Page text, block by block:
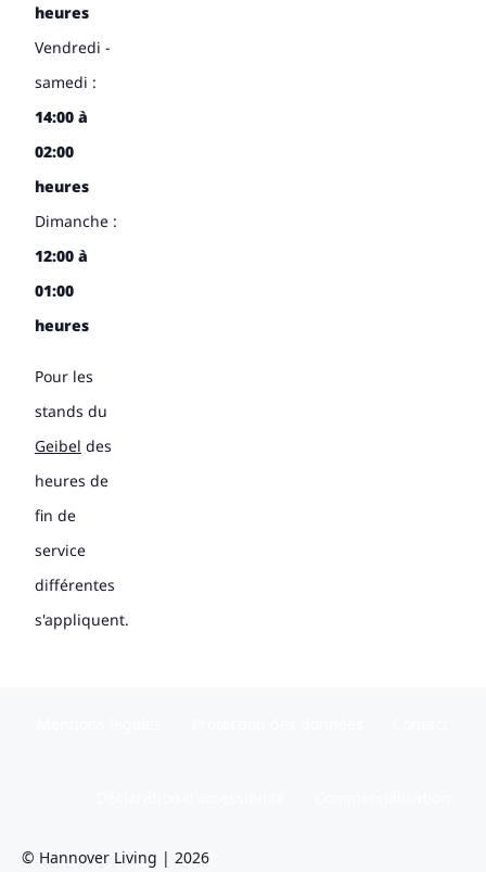
heures
Vendredi -
samedi :
14:00 à
02:00
heures
Dimanche :
12:00 à
01:00
heures
Pour les
stands du
Geibel des
heures de
fin de
service
différentes
s'appliquent.
© Hannover Living | 2026